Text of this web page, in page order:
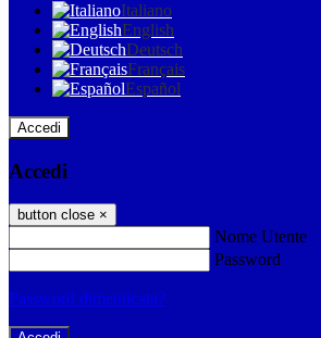
Italiano
English
Deutsch
Français
Español
Accedi
Accedi
button close ×
Nome Utente
Password
Password dimenticata?